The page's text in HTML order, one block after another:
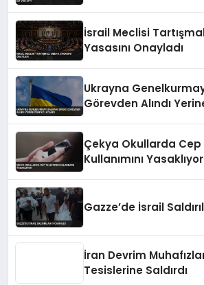
İsrail Meclisi
Yasasını Onayladı
Ukrayna
Görevden Alındı
Çekya Okullarda Cep
Kullanımını Yasaklıyor
Gazze’de İsrail
İran Devrim
Tesislerine Saldırdı